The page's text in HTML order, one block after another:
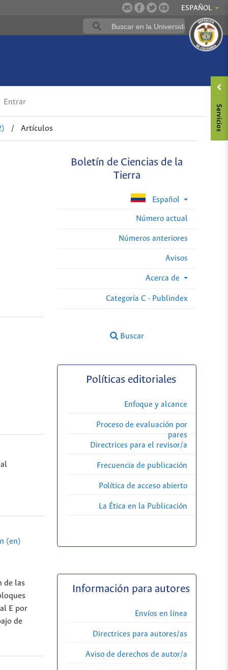
ESPAÑOL
Entrar
/ Artículos
Boletín de Ciencias de la
Tierra
Español
Número actual
Números anteriores
Avisos
Acerca de
Categoría C - Publindex
Buscar
(en)
de las
E por
de
Políticas editoriales
Enfoque y alcance
Proceso de evaluación por
pares
Directrices para el revisor/a
Frecuencia de publicación
Política de acceso abierto
La Ética en la Publicación
Información para autores
Envíos en línea
Directrices para autores/as
Aviso de derechos de autor/a